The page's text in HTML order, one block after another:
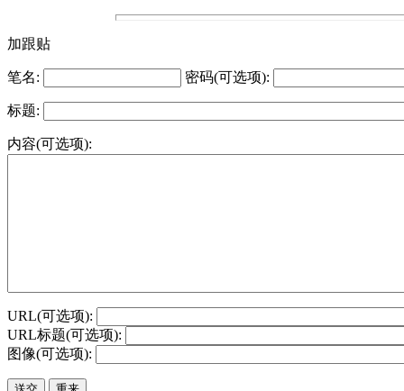
加跟贴
笔名: 密码(可选项):
标题:
内容(可选项):
URL(可选项):
URL标题(可选项):
图像(可选项):